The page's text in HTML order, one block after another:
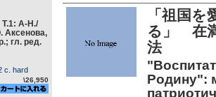
Т.1: А-Н./
гл. ред.
c. hard
\26,950
「祖国
る」 在
法
Родину":